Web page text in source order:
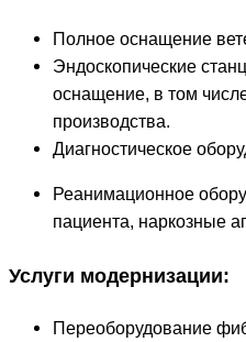
Полное оснащение
Эндоскопические
оснащение, в том
производства.
Диагностическое
Реанимационное
пациента, наркозные
Услуги модернизации:
Переоборудование